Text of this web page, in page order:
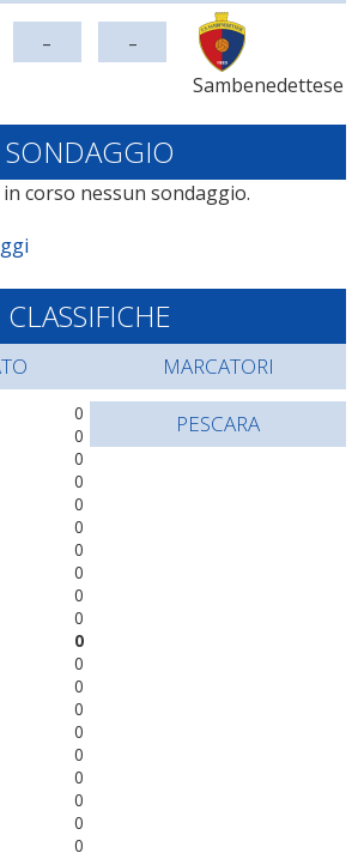
- -
Sambenedettese
SONDAGGIO
corso nessun sondaggio.
CLASSIFICHE
0
0
0
0
0
0
0
0
0
0
0
0
0
0
0
0
0
0
0
0
MARCATORI
PESCARA